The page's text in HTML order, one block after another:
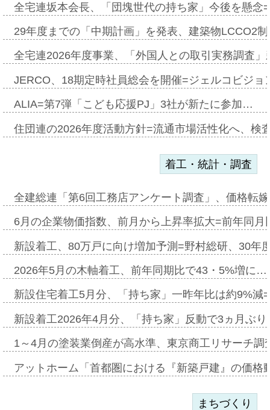
全宅連坂本会長、「団塊世代の持ち家」今後を懸
29年度までの「中期計画」を発表、建築物LCCO2
全宅連2026年度事業、「外国人との取引実務調査
JERCO、18期定時社員総会を開催=ジェルコビジ
ALIA=第7弾「こども応援PJ」3社が新たに参加…
住団連の2026年度活動方針=流通市場活性化へ、検
着工・統計・調査
全建総連「第6回工務店アンケート調査」、価格転
6月の企業物価指数、前月から上昇率拡大=前年同
新設着工、80万戸に向け増加予測=野村総研、30年
2026年5月の木軸着工、前年同期比で43・5%増に…
新設住宅着工5月分、「持ち家」一昨年比は約9%
新設着工2026年4月分、「持ち家」反動で3ヵ月ぶ
1～4月の塗装業倒産が高水準、東京商工リサーチ
アットホーム「首都圏における『新築戸建』の価
まちづくり